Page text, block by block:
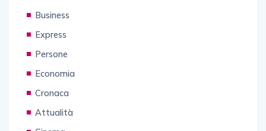
Business
Express
Persone
Economia
Cronaca
Attualità